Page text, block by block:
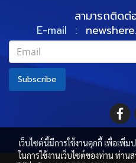
สามารถติดต่
E-mail :
Subscribe
เว็บไซต์นี้มีการใช้งานคุกกี้ เพื่อเพิ่
ในการใช้งานเว็บไซต์ของท่าน ท่าน